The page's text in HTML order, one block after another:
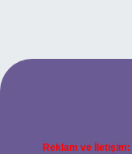
Reklam ve İletişim: